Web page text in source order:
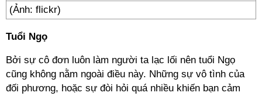
(Ảnh: flickr)
Tuổi Ngọ
Bởi sự cô đơn luôn làm người ta lạc lối nên tuổi Ngọ
cũng không nằm ngoài điều này. Những sự vô tình của
đối phương, hoặc sự đòi hỏi quá nhiều khiến bạn cảm